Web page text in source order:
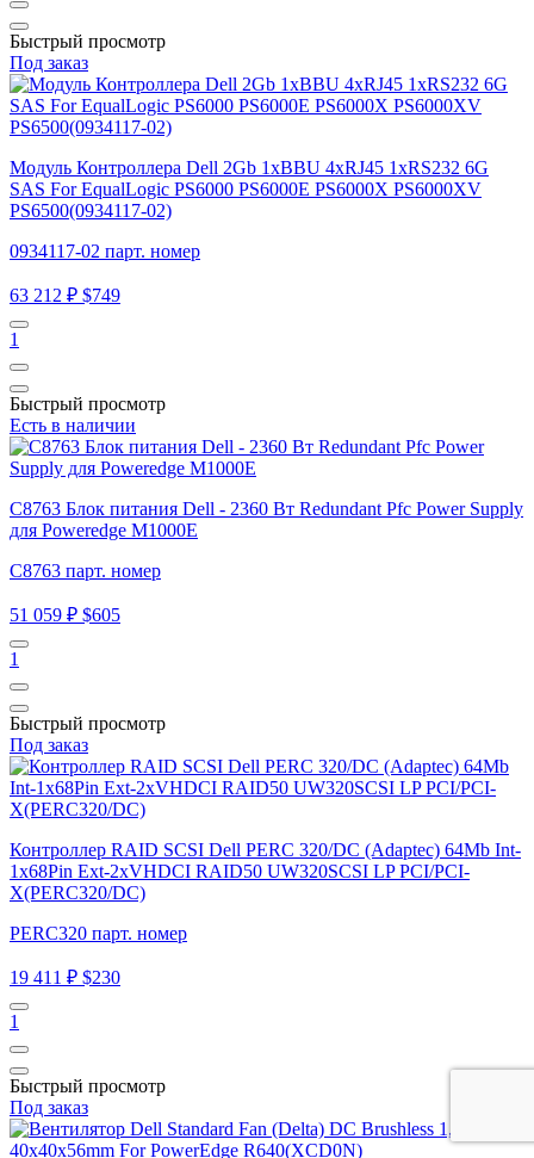
Быстрый просмотр
Под заказ
Модуль Контроллера Dell 2Gb 1xBBU 4xRJ45 1xRS232 6G
SAS For EqualLogic PS6000 PS6000E PS6000X PS6000XV
PS6500(0934117-02)
0934117-02 парт. номер
63 212 ₽ $749
1
Быстрый просмотр
Есть в наличии
C8763 Блок питания Dell - 2360 Вт Redundant Pfc Power Supply
для Poweredge M1000E
C8763 парт. номер
51 059 ₽ $605
1
Быстрый просмотр
Под заказ
Контроллер RAID SCSI Dell PERC 320/DC (Adaptec) 64Mb Int-
1x68Pin Ext-2xVHDCI RAID50 UW320SCSI LP PCI/PCI-
X(PERC320/DC)
PERC320 парт. номер
19 411 ₽ $230
1
Быстрый просмотр
Под заказ